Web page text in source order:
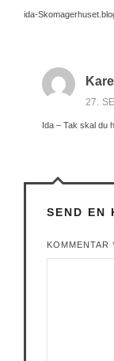
ida-
27.
Ida – Tak skal du
SEND EN
KOMMENTAR